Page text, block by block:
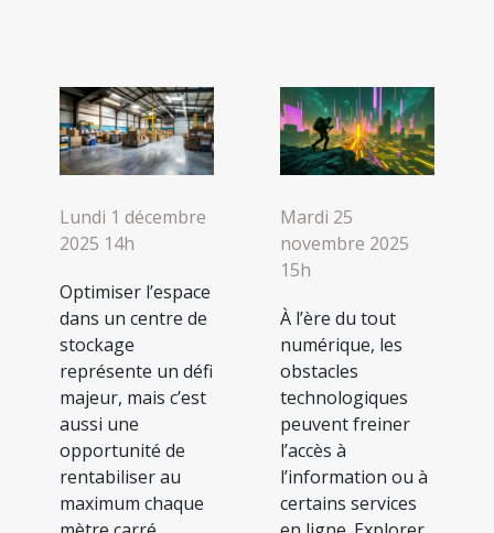
Lundi 1 décembre
2025 14h
Optimiser l’espace
dans un centre de
stockage
représente un défi
majeur, mais c’est
aussi une
opportunité de
rentabiliser au
maximum chaque
Mardi 25
novembre 2025
15h
À l’ère du tout
numérique, les
obstacles
technologiques
peuvent freiner
l’accès à
l’information ou à
certains services